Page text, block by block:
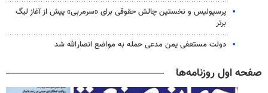
پرسپولیس و نخستین چالش حقوقی برای «سرمربی» پیش از آغاز لیگ
برتر
دولت مستعفی یمن مدعی حمله به مواضع انصارالله شد
صفحه اول روزنامه‌ها